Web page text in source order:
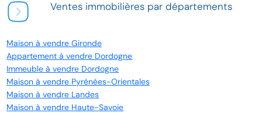
Ventes immobilières par départements
Maison à vendre Gironde
Appartement à vendre Dordogne
Immeuble à vendre Dordogne
Maison à vendre Pyrénées-Orientales
Maison à vendre Landes
Maison à vendre Haute-Savoie